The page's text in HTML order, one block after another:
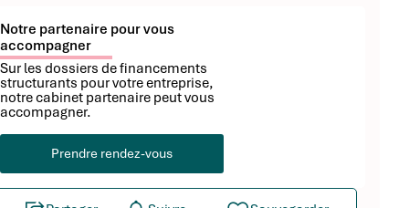
Notre partenaire pour vous
accompagner
Sur les dossiers de financements
structurants pour votre entreprise,
notre cabinet partenaire peut vous
accompagner.
Prendre rendez-vous